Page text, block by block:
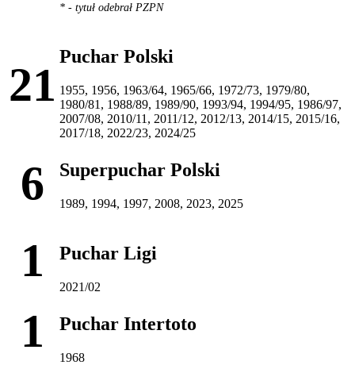
* - tytuł odebrał PZPN
21
Puchar Polski
1955, 1956, 1963/64, 1965/66, 1972/73, 1979/80,
1980/81, 1988/89, 1989/90, 1993/94, 1994/95, 1986/97,
2007/08, 2010/11, 2011/12, 2012/13, 2014/15, 2015/16,
2017/18, 2022/23, 2024/25
6 Superpuchar Polski
1989, 1994, 1997, 2008, 2023, 2025
1 Puchar Ligi
2021/02
1 Puchar Intertoto
1968